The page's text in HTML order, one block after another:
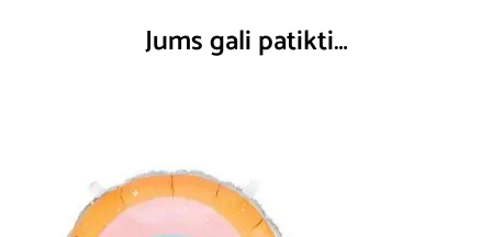
Jums gali patikti…